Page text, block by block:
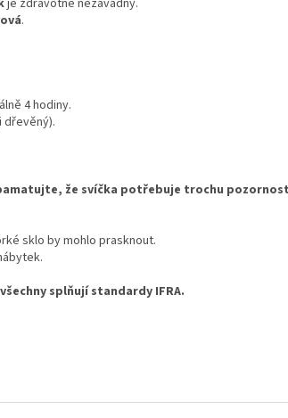
je zdravotně nezávadný.
.
4 hodiny.
dřevěný).
že svíčka potřebuje trochu
sklo by mohlo prasknout.
všechny splňují standardy IFRA.